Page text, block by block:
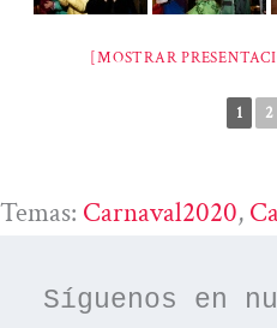
[MOSTRAR
1 2
Temas: Carnaval2020,
Síguenos en